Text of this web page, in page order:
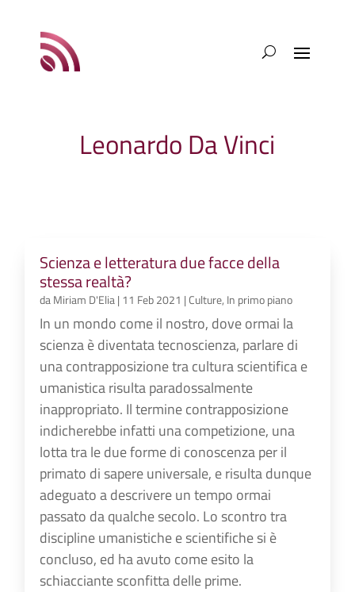
Leonardo Da Vinci
Scienza e letteratura due facce della
stessa realtà?
daMiriam D'Elia| 11 Feb 2021 |Culture, In primo piano
In un mondo come il nostro, dove ormai la
scienza è diventata tecnoscienza, parlare di
una contrapposizione tra cultura scientifica e
umanistica risulta paradossalmente
inappropriato. Il termine contrapposizione
indicherebbe infatti una competizione, una
lotta tra le due forme di conoscenza per il
primato di sapere universale, e risulta dunque
adeguato a descrivere un tempo ormai
passato da qualche secolo. Lo scontro tra
discipline umanistiche e scientifiche si è
concluso, ed ha avuto come esito la
schiacciante sconfitta delle prime.